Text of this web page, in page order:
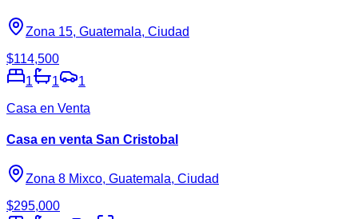
Zona 15, Guatemala, Ciudad
$114,500
1
1
1
Casa en Venta
Casa en venta San Cristobal
Zona 8 Mixco, Guatemala, Ciudad
$295,000